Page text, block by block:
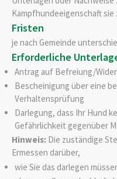
Kampfhundeeigenschaft
Fristen
je nach Gemeinde
Erforderliche
Antrag auf Befreiung/
Bescheinigung über eine
Verhaltensprüfung
Darlegung, dass Ihr Hund
Gefährlichkeit gegenüber
Hinweis: Die zuständige
Ermessen darüber,
wie Sie das darlegen